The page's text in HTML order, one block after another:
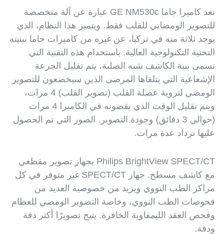
تعد كاميرا جاما GE NM530c عبارة عن آلة متخصصة
للتصوير الومضاني للقلب فقط. ويتميز هذا النظام، الذي
يوجد ثلاثة منه في تركيا، عن غيره من كاميرات جاما ببنيته
التحتية التكنولوجية العالية. باستخدام هذه التقنية التي
تسمى بنية الكاشف شبه الصلبة، يتم تقليل الجرعة
الإشعاعية التي يتلقاها المرضى الذين سيخضعون للتصوير
الومضي لتروية عضلة القلب (تصوير القلب) 4 مرات،
ويتم تقليل الوقت الذي يقضونه في الكاميرا 4 مرات
(حوالي 3 دقائق) وجودة التصوير. الصور التي تم الحصول
عليها تزداد عدة مرات.
Philips BrightView SPECT/CT بجهاز تصوير مقطعي
مع كاشف مسطح. جهاز SPECT/CT غير متوفر في كل
مراكز الطب النووي ويزيد من خصوصية العديد من
فحوصات الطب النووي، وخاصة التصوير الومضي للعظام
وفحص العقد الليمفاوية الخافرة. يتيح تصويرًا أكثر دقة
ودقة.